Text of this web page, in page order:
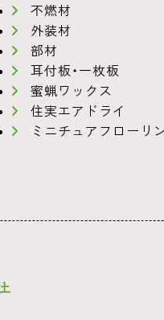
不燃材
外装材
部材
耳付板・一枚板
蜜蝋ワックス
住実エアドライ
ミニチュアフローリ